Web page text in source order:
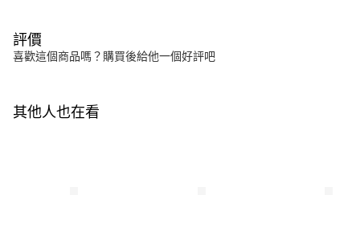
評價
喜歡這個商品嗎？購買後給他一個好評吧
其他人也在看